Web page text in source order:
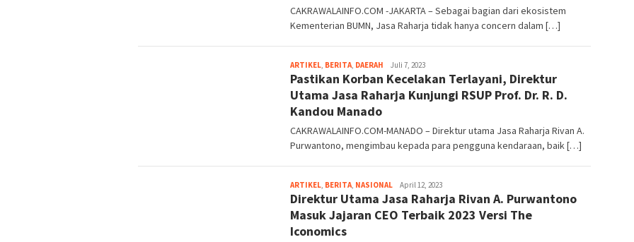
CAKRAWALAINFO.COM -JAKARTA – Sebagai bagian dari ekosistem
Kementerian BUMN, Jasa Raharja tidak hanya concern dalam […]
ARTIKEL, BERITA, DAERAH Kusuma
Perwira
Juli 7, 2023
Pastikan Korban Kecelakan Terlayani, Direktur
Utama Jasa Raharja Kunjungi RSUP Prof. Dr. R. D.
Kandou Manado
CAKRAWALAINFO.COM-MANADO – Direktur utama Jasa Raharja Rivan A.
Purwantono, mengimbau kepada para pengguna kendaraan, baik […]
ARTIKEL, BERITA, NASIONAL Kusuma
Perwira
April 12, 2023
Direktur Utama Jasa Raharja Rivan A. Purwantono
Masuk Jajaran CEO Terbaik 2023 Versi The
Iconomics